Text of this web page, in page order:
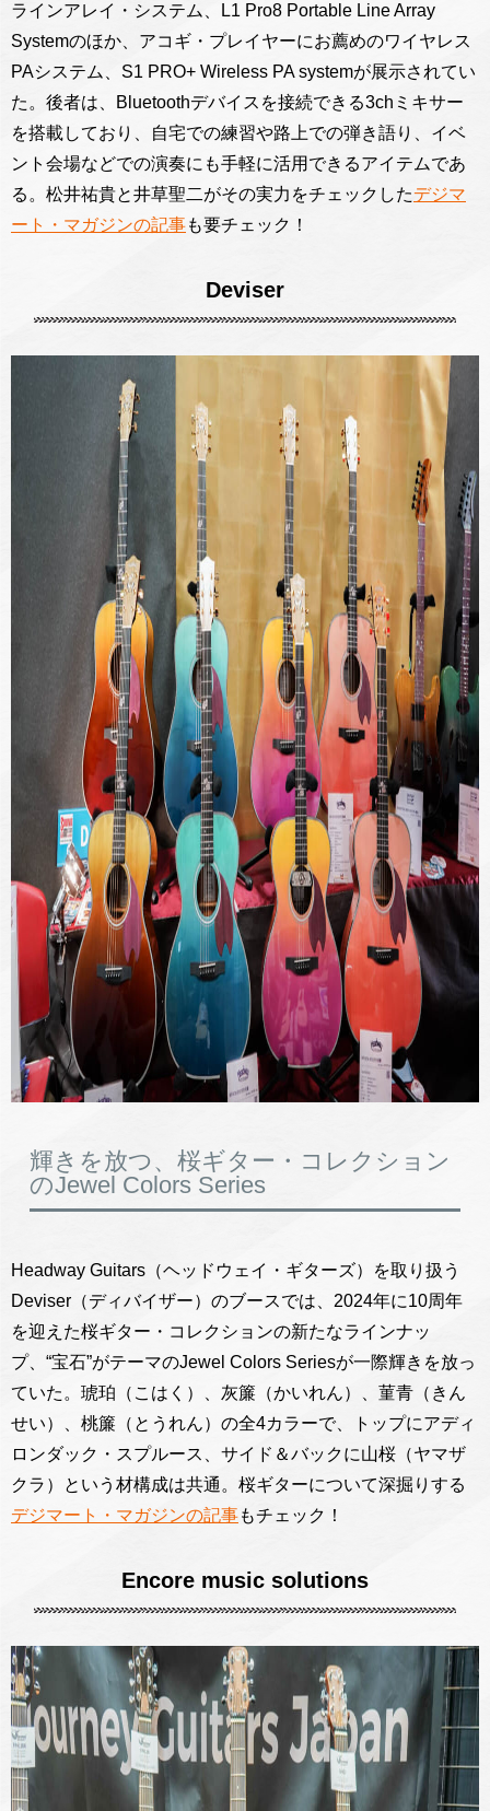
ラインアレイ・システム、L1 Pro8 Portable Line Array
Systemのほか、アコギ・プレイヤーにお薦めのワイヤレス
PAシステム、S1 PRO+ Wireless PA systemが展示されてい
た。後者は、Bluetoothデバイスを接続できる3chミキサー
を搭載しており、自宅での練習や路上での弾き語り、イベ
ント会場などでの演奏にも手軽に活用できるアイテムであ
る。松井祐貴と井草聖二がその実力をチェックしたデジマ
ート・マガジンの記事も要チェック！
Deviser
輝きを放つ、桜ギター・コレクション
のJewel Colors Series
Headway Guitars（ヘッドウェイ・ギターズ）を取り扱う
Deviser（ディバイザー）のブースでは、2024年に10周年
を迎えた桜ギター・コレクションの新たなラインナッ
プ、“宝石”がテーマのJewel Colors Seriesが一際輝きを放っ
ていた。琥珀（こはく）、灰簾（かいれん）、菫青（きん
せい）、桃簾（とうれん）の全4カラーで、トップにアディ
ロンダック・スプルース、サイド＆バックに山桜（ヤマザ
クラ）という材構成は共通。桜ギターについて深掘りする
デジマート・マガジンの記事もチェック！
Encore music solutions